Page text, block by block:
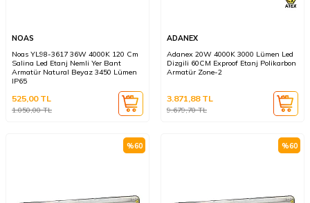
NOAS
Noas YL98-3617 36W 4000K 120 Cm
Salina Led Etanj Nemli Yer Bant
Armatür Natural Beyaz 3450 Lümen
IP65
1.050,00TL
525,00TL
ADANEX
Adanex 20W 4000K 3000 Lümen Led
Dizgili 60CM Exproof Etanj Polikarbon
Armatür Zone-2
9.679,70TL
3.871,88TL
%60 %60